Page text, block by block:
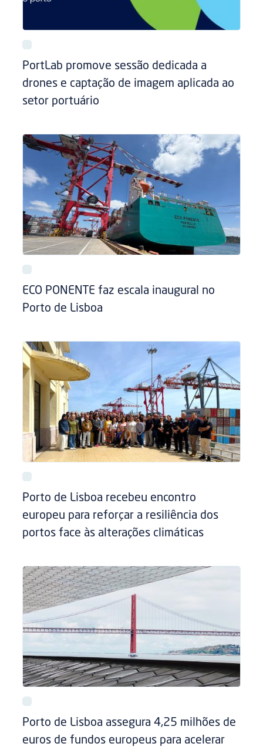
PortLab promove sessão dedicada a
drones e captação de imagem aplicada ao
setor portuário
ECO PONENTE faz escala inaugural no
Porto de Lisboa
Porto de Lisboa recebeu encontro
europeu para reforçar a resiliência dos
portos face às alterações climáticas
Porto de Lisboa assegura 4,25 milhões de
euros de fundos europeus para acelerar